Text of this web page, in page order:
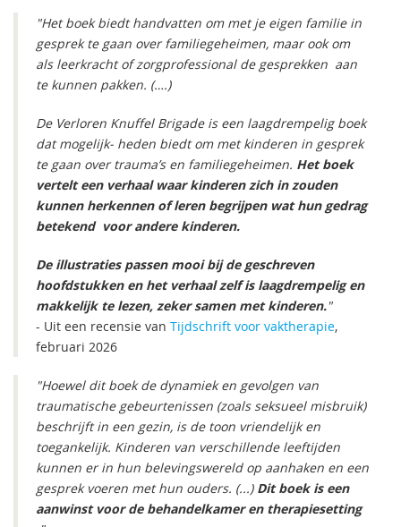
"Het boek biedt handvatten om met je eigen familie in
gesprek te gaan over familiegeheimen, maar ook om
als leerkracht of zorgprofessional de gesprekken aan
te kunnen pakken. (….)
De Verloren Knuffel Brigade is een laagdrempelig boek
dat mogelijk- heden biedt om met kinderen in gesprek
te gaan over trauma’s en familiegeheimen. Het boek
vertelt een verhaal waar kinderen zich in zouden
kunnen herkennen of leren begrijpen wat hun gedrag
betekend voor andere kinderen.
De illustraties passen mooi bij de geschreven
hoofdstukken en het verhaal zelf is laagdrempelig en
makkelijk te lezen, zeker samen met kinderen."
- Uit een recensie van Tijdschrift voor vaktherapie,
februari 2026
"Hoewel dit boek de dynamiek en gevolgen van
traumatische gebeurtenissen (zoals seksueel misbruik)
beschrijft in een gezin, is de toon vriendelijk en
toegankelijk. Kinderen van verschillende leeftijden
kunnen er in hun belevingswereld op aanhaken en een
gesprek voeren met hun ouders. (...) Dit boek is een
aanwinst voor de behandelkamer en therapiesetting​